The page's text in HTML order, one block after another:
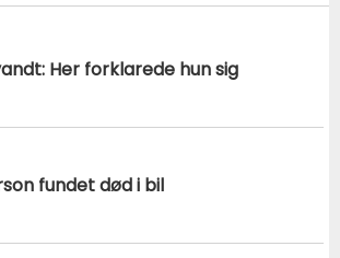
Her forklarede hun sig
fundet død i bil